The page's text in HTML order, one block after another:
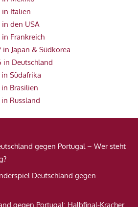
in Italien
den USA
Frankreich
Japan & Südkorea
in Deutschland
Südafrika
Brasilien
Russland
gegen Portugal – Wer steht
Deutschland gegen
gegen Portugal: Halbfinal-Kracher